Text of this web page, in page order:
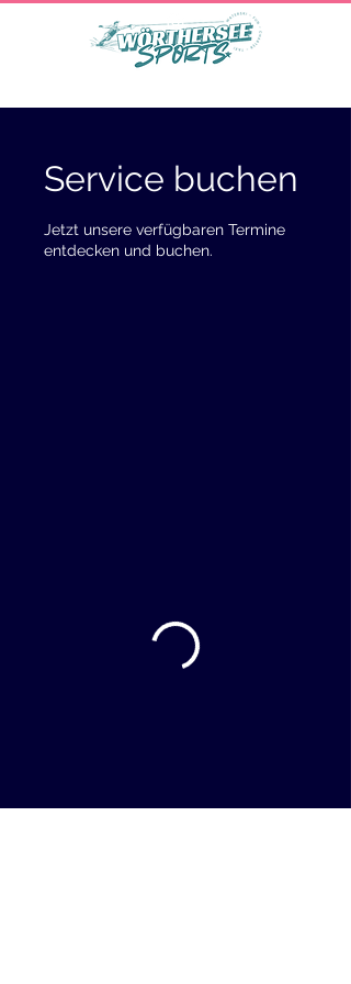
Service buchen
Jetzt unsere verfügbaren Termine
entdecken und buchen.